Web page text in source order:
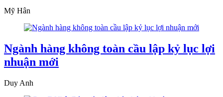
Mỹ Hân
Ngành hàng không toàn cầu lập kỷ lục lợi
nhuận mới
Duy Anh